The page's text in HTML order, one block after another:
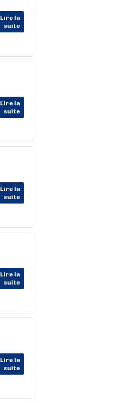
Lire la
suite
Lire la
suite
Lire la
suite
Lire la
suite
Lire la
suite